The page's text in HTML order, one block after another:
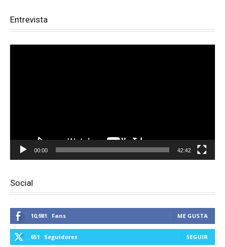
Entrevista
00:00 42:42
Social
10,981 Fans ME GUSTA
651 Seguidores SEGUIR